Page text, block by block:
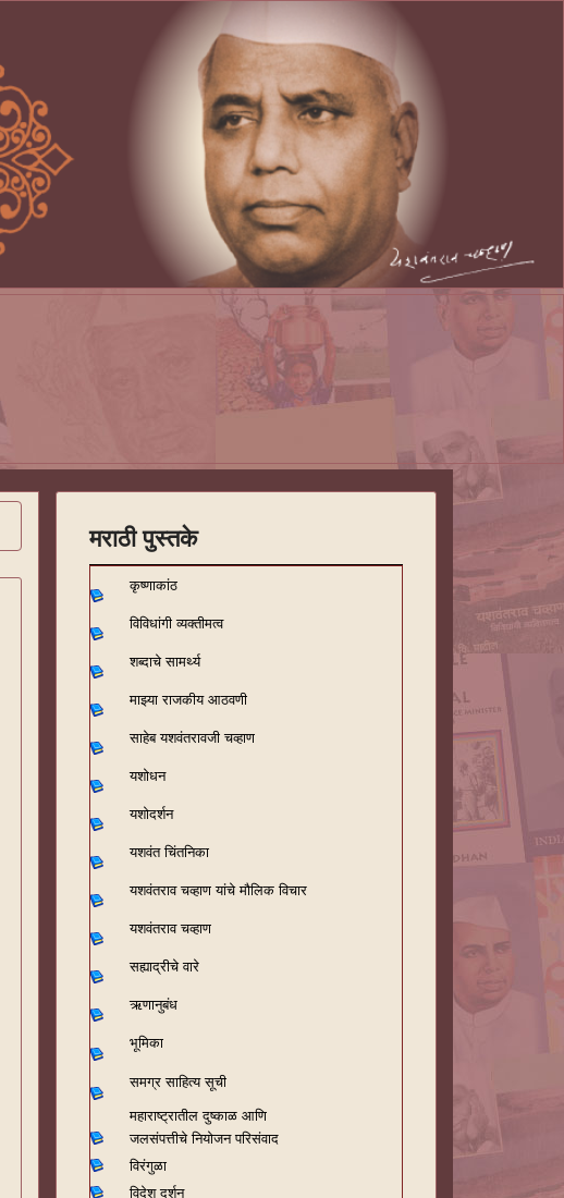
मराठी पुस्तके
कृष्णाकांठ
विविधांगी व्यक्तीमत्व
शब्दाचे सामर्थ्य
माझ्या राजकीय आठवणी
साहेब यशवंतरावजी चव्हाण
यशोधन
यशोदर्शन
यशवंत चिंतनिका
यशवंतराव चव्हाण यांचे मौलिक विचार
यशवंतराव चव्हाण
सह्याद्रीचे वारे
ऋणानुबंध
भूमिका
समग्र साहित्य सूची
महाराष्ट्रातील दुष्काळ आणि
जलसंपत्तीचे नियोजन परिसंवाद
विरंगुळा
विदेश दर्शन